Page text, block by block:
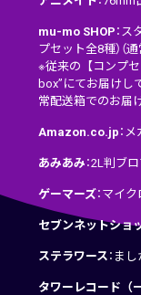
mu-mo SHOP ：
プセット全8種）（通
※従来の【コンプ
box”にてお届けし
常配送箱でのお届
Amazon.co.jp ：
あみあみ ：2L判ブ
ゲーマーズ：マイ
セブンネットショ
ステラワース ：ま
タワーレコード（